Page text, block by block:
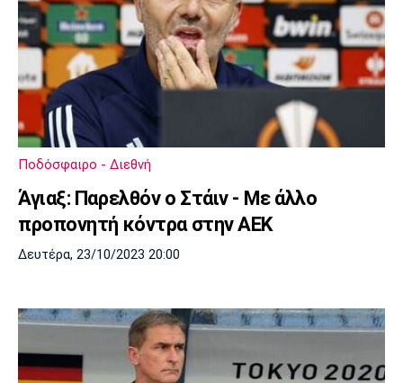
Ποδόσφαιρο - Διεθνή
Άγιαξ: Παρελθόν ο Στάιν - Με άλλο
προπονητή κόντρα στην ΑΕΚ
Δευτέρα, 23/10/2023 20:00